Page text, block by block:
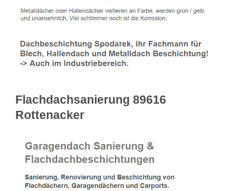
Flachdachsanierung 89616
Rottenacker